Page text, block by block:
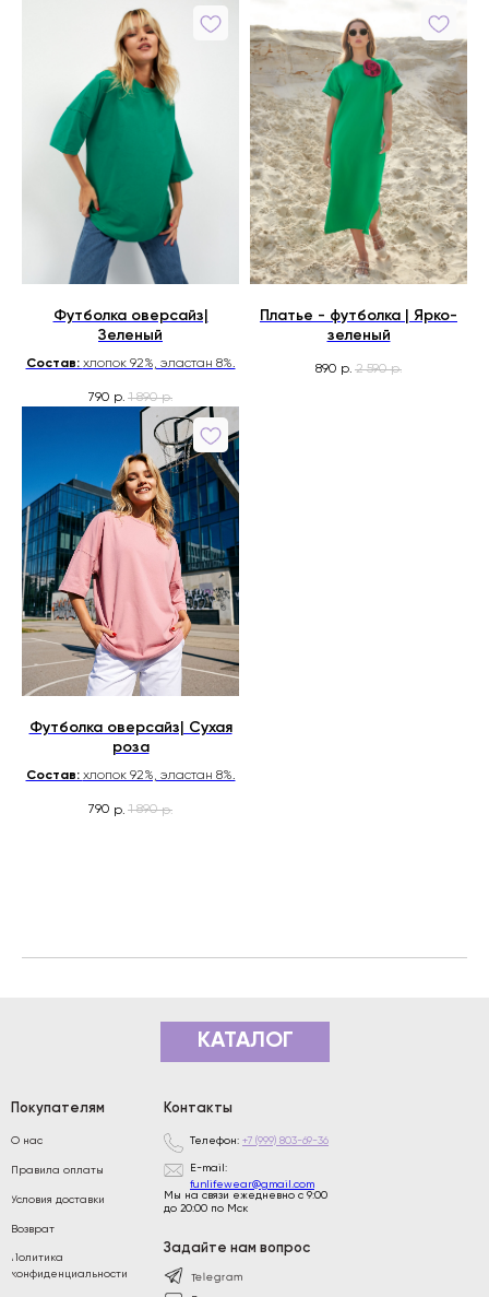
Футболка оверсайз|
Зеленый
Состав: хлопок 92%, эластан 8%.
790 р. 1 890 р.
Платье - футболка | Ярко-
зеленый
890 р. 2 590 р.
Футболка оверсайз| Сухая
роза
Состав: хлопок 92%, эластан 8%.
790 р. 1 890 р.
Покупателям
О нас
Правила оплаты
Условия доставки
Возврат
Политика
конфиденциальности
Контакты
E-mail:
funlifewear@gmail.com
Мы на связи ежедневно с 9:00
до 20:00 по Мск
Телефон: +7 (999) 803-69-36
Задайте нам вопрос
Telegram
КАТАЛОГ